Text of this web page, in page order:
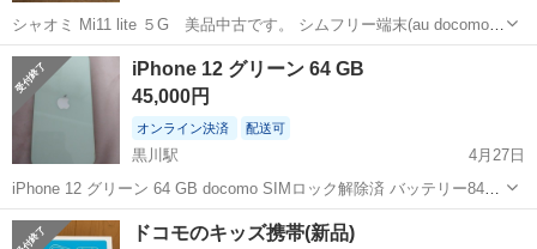
シャオミ Mi11 lite ５G 美品中古です。 シムフリー端末(au docomo回
線は使用確認済) 大きな傷はありませんが、小傷は少々あり スペック
とか ６GB RAM １２８GB ROM 色：ミントグリ...
愛知 名古屋市 ドコモ ケース
iPhone 12 グリーン 64 GB
45,000円
オンライン決済 配送可
黒川駅
4月27日
iPhone 12 グリーン 64 GB docomo SIMロック解除済 バッテリー84%
出荷時 動作不良なし 画面割れヒビなし、フィルムがヒビしてるのみ
箱、付属品なし
愛知 名古屋市 黒川駅 ドコモ グリーン
ドコモのキッズ携帯(新品)